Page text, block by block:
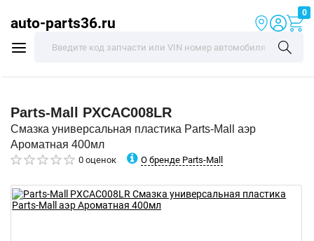
auto-parts36.ru
0
Parts-Mall PXCAC008LR
Смазка универсальная пластика Parts-Mall аэр
Ароматная 400мл
0 оценок О бренде Parts-Mall